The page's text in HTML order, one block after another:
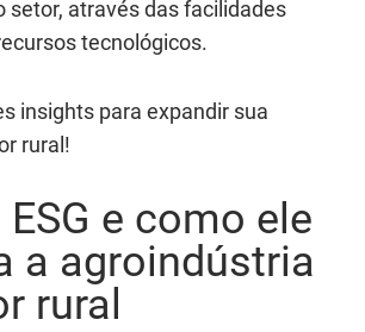
setor, através das facilidades
tecnológicos.
insights para expandir sua
rural!
ESG e como ele
a agroindústria
rural